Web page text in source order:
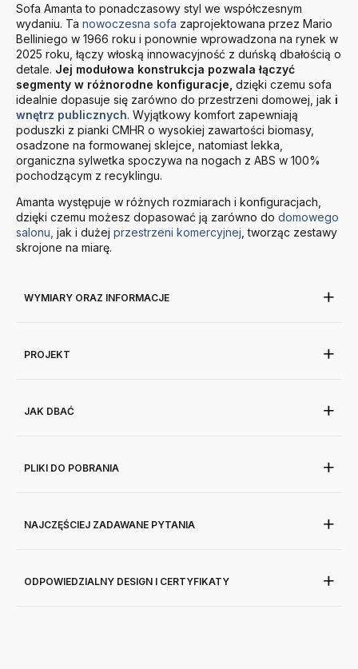
Sofa Amanta to ponadczasowy styl we współczesnym
wydaniu. Ta nowoczesna sofa zaprojektowana przez Mario
Belliniego w 1966 roku i ponownie wprowadzona na rynek w
2025 roku, łączy włoską innowacyjność z duńską dbałością o
detale. Jej modułowa konstrukcja pozwala łączyć
segmenty w różnorodne konfiguracje, dzięki czemu sofa
idealnie dopasuje się zarówno do przestrzeni domowej, jak i
wnętrz publicznych. Wyjątkowy komfort zapewniają
poduszki z pianki CMHR o wysokiej zawartości biomasy,
osadzone na formowanej sklejce, natomiast lekka,
organiczna sylwetka spoczywa na nogach z ABS w 100%
pochodzącym z recyklingu.
Amanta występuje w różnych rozmiarach i konfiguracjach,
dzięki czemu możesz dopasować ją zarówno do domowego
salonu, jak i dużej przestrzeni komercyjnej , tworząc zestawy
skrojone na miarę.
WYMIARY ORAZ INFORMACJE
PROJEKT
JAK DBAĆ
PLIKI DO POBRANIA
NAJCZĘŚCIEJ ZADAWANE PYTANIA
ODPOWIEDZIALNY DESIGN I CERTYFIKATY